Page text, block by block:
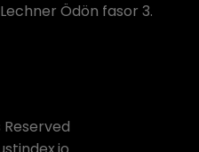
Ödön fasor 3.